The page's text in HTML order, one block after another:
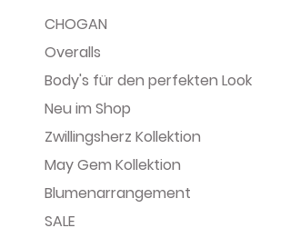
CHOGAN
Overalls
Body's für den perfekten Look
Neu im Shop
Zwillingsherz Kollektion
May Gem Kollektion
Blumenarrangement
SALE